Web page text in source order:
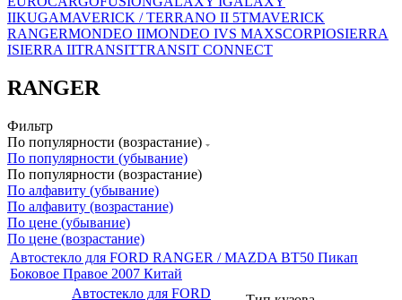
IIKUGAMAVERICK / TERRANO II 5TMAVERICK
RANGERMONDEO IIMONDEO IVS MAXSCORPIOSIERRA
ISIERRA IITRANSITTRANSIT CONNECT
RANGER
Фильтр
По популярности (возрастание)
По популярности (убывание)
По популярности (возрастание)
По алфавиту (убывание)
По алфавиту (возрастание)
По цене (убывание)
По цене (возрастание)
Автостекло для FORD RANGER / MAZDA BT50 Пикап
Боковое Правое 2007 Китай
Автостекло для FORD